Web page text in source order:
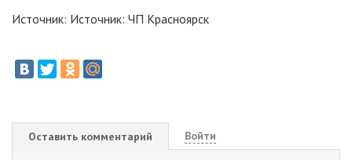
Источник: Источник: ЧП Красноярск
Оставить комментарий Войти